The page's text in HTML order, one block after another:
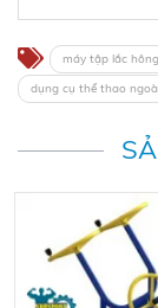
máy tập lắc
dụng cụ thể thao